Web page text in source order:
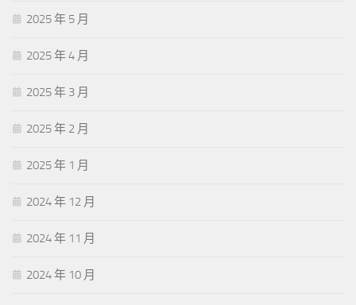
2025 年 5 月
2025 年 4 月
2025 年 3 月
2025 年 2 月
2025 年 1 月
2024 年 12 月
2024 年 11 月
2024 年 10 月